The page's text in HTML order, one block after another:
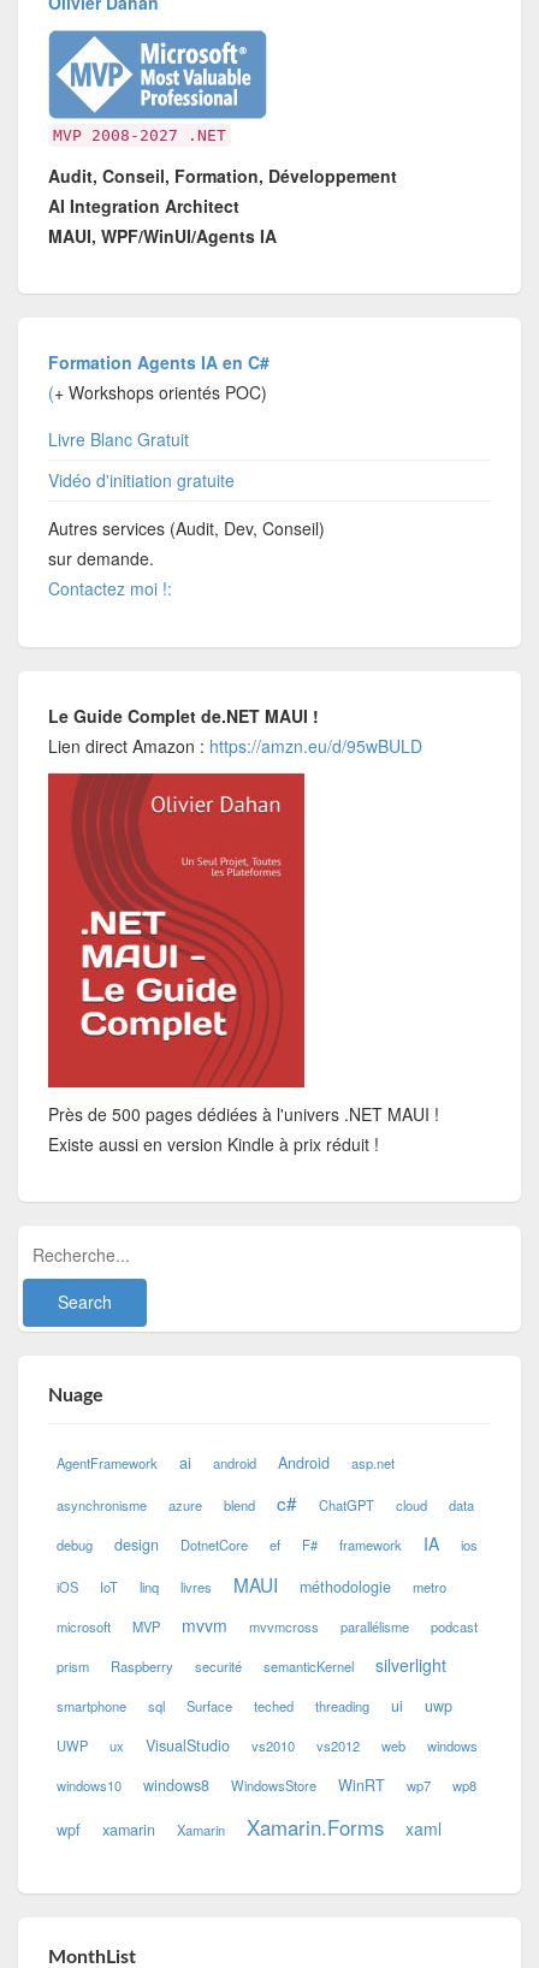
MVP 2008-2027 .NET
Audit, Conseil, Formation, Développement
AI Integration Architect
MAUI, WPF/WinUI/Agents IA
Formation Agents IA en C#
(+ Workshops orientés POC)
Livre Blanc Gratuit
Vidéo d'initiation gratuite
Autres services (Audit, Dev, Conseil)
sur demande.
Contactez moi !:
Le Guide Complet de.NET MAUI !
Lien direct Amazon : https://amzn.eu/d/95wBULD
Près de 500 pages dédiées à l'univers .NET MAUI !
Existe aussi en version Kindle à prix réduit !
Nuage
AgentFramework ai android Android asp.net
asynchronisme azure blend c# ChatGPT cloud data
debug design DotnetCore ef F# framework IA ios
iOS IoT linq livres MAUI méthodologie metro
microsoft MVP mvvm mvvmcross parallélisme podcast
prism Raspberry securité semanticKernel silverlight
smartphone sql Surface teched threading ui uwp
UWP ux VisualStudio vs2010 vs2012 web windows
windows10 windows8 WindowsStore WinRT wp7 wp8
wpf xamarin Xamarin Xamarin.Forms xaml
MonthList